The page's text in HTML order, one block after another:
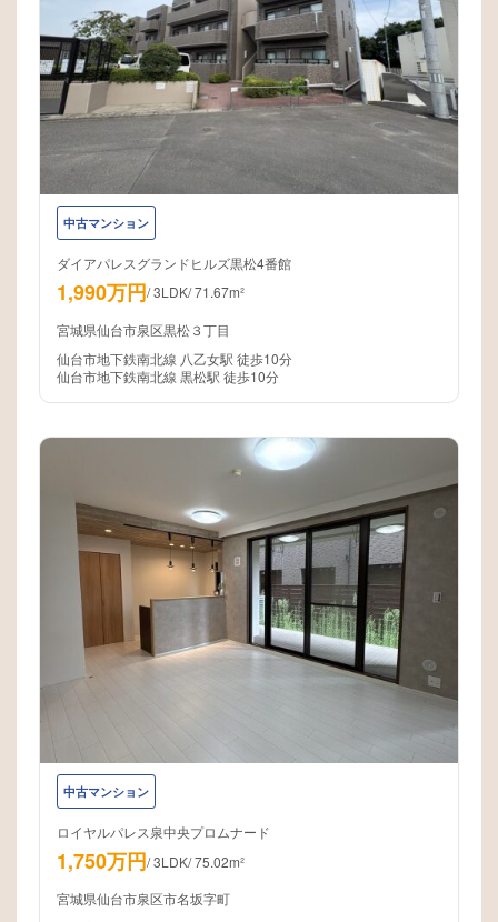
中古マンション
ダイアパレスグランドヒルズ黒松4番館
1,990万円/3LDK/71.67m²
宮城県仙台市泉区黒松３丁目
仙台市地下鉄南北線 八乙女駅 徒歩10分
仙台市地下鉄南北線 黒松駅 徒歩10分
中古マンション
ロイヤルパレス泉中央プロムナード
1,750万円/3LDK/75.02m²
宮城県仙台市泉区市名坂字町